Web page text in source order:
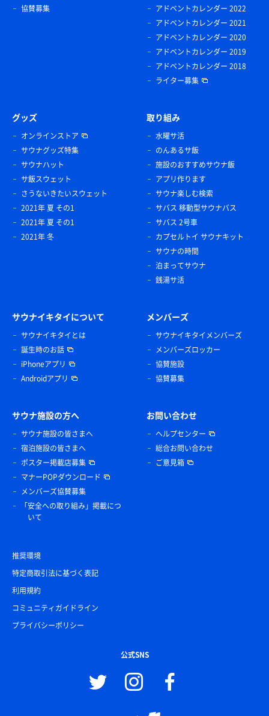
協賛募集
アドベントカレンダー 2022
アドベントカレンダー 2021
アドベントカレンダー 2020
アドベントカレンダー 2019
アドベントカレンダー 2018
ライター募集
グッズ
オンラインストア
サウナグッズ特集
サウナハット
サ飯スウェット
さうないきたいスウェット
2021年 夏 その1
2021年 夏 その1
2021年 冬
取り組み
水曜サ活
のんあるサ飯
施設のおすすめサウナ飯
アプリ作ります
サウナ楽しむ検索
サバス 移動型サウナバス
サバス 2号車
カプセルトイ サウナキット
サウナの時間
泊まってサウナ
銭湯サ活
サウナイキタイについて
サウナイキタイとは
誕生時のお話
iPhoneアプリ
Androidアプリ
メンバーズ
サウナイキタイメンバーズ
メンバーズロッカー
協賛施設
協賛募集
サウナ施設の方へ
サウナ施設の皆さまへ
宿泊施設の皆さまへ
ポスター掲載店募集
マナーPOPダウンロード
メンバーズ協賛募集
「安全への取り組み」掲載につ
いて
お問い合わせ
ヘルプセンター
総合お問い合わせ
ご意見箱
推奨環境
特定商取引法に基づく表記
利用規約
コミュニティガイドライン
プライバシーポリシー
公式SNS